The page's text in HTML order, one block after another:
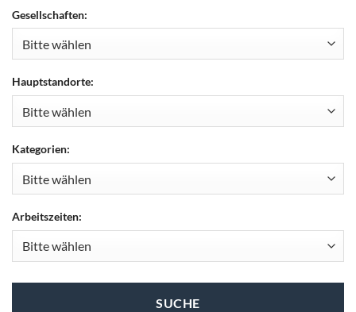
Gesellschaften:
Hauptstandorte:
Kategorien:
Arbeitszeiten:
SUCHE